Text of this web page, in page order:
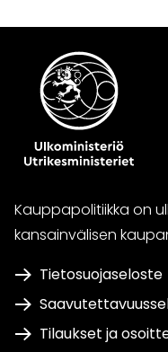
Kauppapolitiikka on
kansainvälisen
Tietosuojaseloste
Tilaukset ja